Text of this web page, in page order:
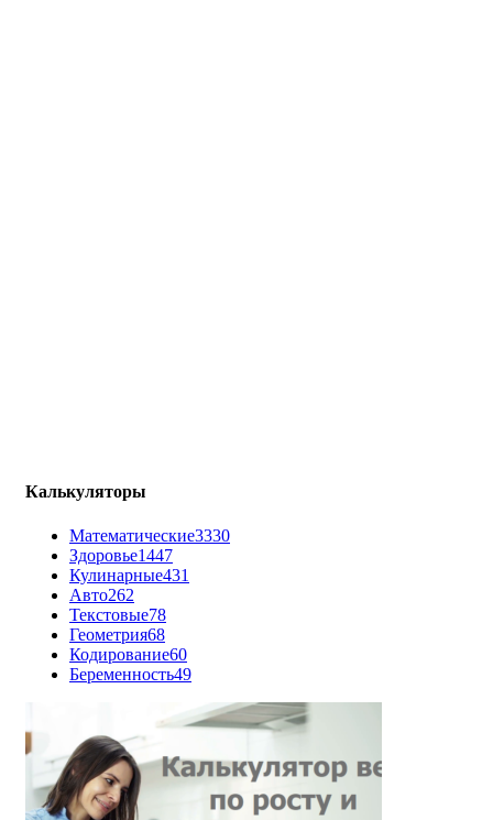
Калькуляторы
Математические3330
Здоровье1447
Кулинарные431
Авто262
Текстовые78
Геометрия68
Кодирование60
Беременность49